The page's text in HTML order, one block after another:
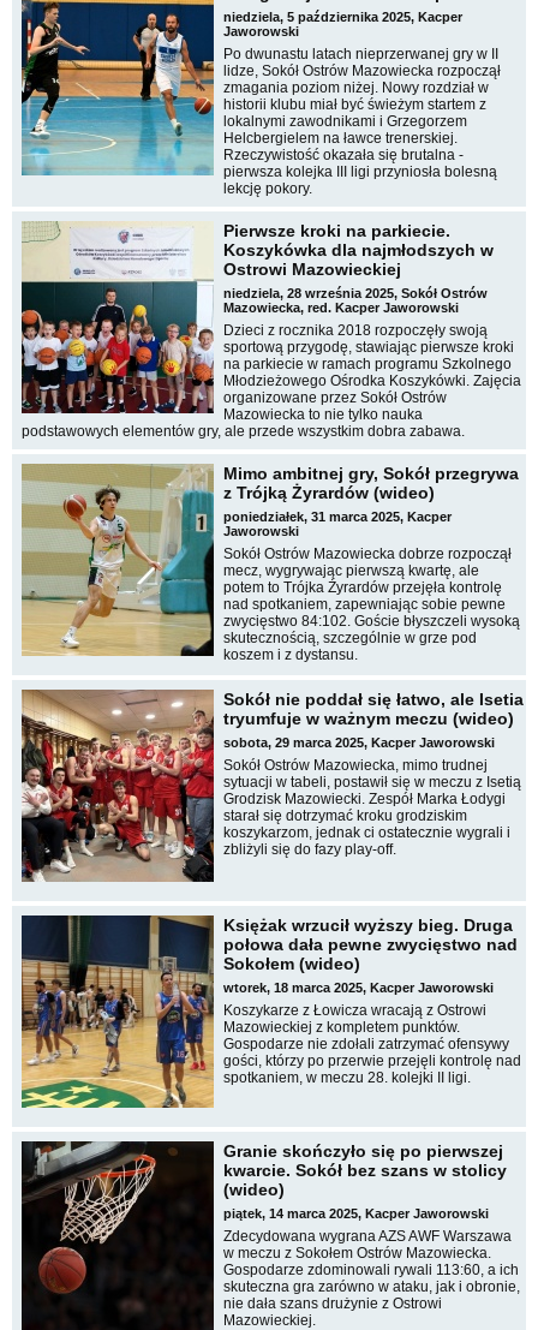
niedziela, 5 października 2025, Kacper
Jaworowski
Po dwunastu latach nieprzerwanej gry w II
lidze, Sokół Ostrów Mazowiecka rozpoczął
zmagania poziom niżej. Nowy rozdział w
historii klubu miał być świeżym startem z
lokalnymi zawodnikami i Grzegorzem
Helcbergielem na ławce trenerskiej.
Rzeczywistość okazała się brutalna -
pierwsza kolejka III ligi przyniosła bolesną
lekcję pokory.
Pierwsze kroki na parkiecie.
Koszykówka dla najmłodszych w
Ostrowi Mazowieckiej
niedziela, 28 września 2025, Sokół Ostrów
Mazowiecka, red. Kacper Jaworowski
Dzieci z rocznika 2018 rozpoczęły swoją
sportową przygodę, stawiając pierwsze kroki
na parkiecie w ramach programu Szkolnego
Młodzieżowego Ośrodka Koszykówki. Zajęcia
organizowane przez Sokół Ostrów
Mazowiecka to nie tylko nauka
podstawowych elementów gry, ale przede wszystkim dobra zabawa.
Mimo ambitnej gry, Sokół przegrywa
z Trójką Żyrardów (wideo)
poniedziałek, 31 marca 2025, Kacper
Jaworowski
Sokół Ostrów Mazowiecka dobrze rozpoczął
mecz, wygrywając pierwszą kwartę, ale
potem to Trójka Żyrardów przejęła kontrolę
nad spotkaniem, zapewniając sobie pewne
zwycięstwo 84:102. Goście błyszczeli wysoką
skutecznością, szczególnie w grze pod
koszem i z dystansu.
Sokół nie poddał się łatwo, ale Isetia
tryumfuje w ważnym meczu (wideo)
sobota, 29 marca 2025, Kacper Jaworowski
Sokół Ostrów Mazowiecka, mimo trudnej
sytuacji w tabeli, postawił się w meczu z Isetią
Grodzisk Mazowiecki. Zespół Marka Łodygi
starał się dotrzymać kroku grodziskim
koszykarzom, jednak ci ostatecznie wygrali i
zbliżyli się do fazy play-off.
Księżak wrzucił wyższy bieg. Druga
połowa dała pewne zwycięstwo nad
Sokołem (wideo)
wtorek, 18 marca 2025, Kacper Jaworowski
Koszykarze z Łowicza wracają z Ostrowi
Mazowieckiej z kompletem punktów.
Gospodarze nie zdołali zatrzymać ofensywy
gości, którzy po przerwie przejęli kontrolę nad
spotkaniem, w meczu 28. kolejki II ligi.
Granie skończyło się po pierwszej
kwarcie. Sokół bez szans w stolicy
(wideo)
piątek, 14 marca 2025, Kacper Jaworowski
Zdecydowana wygrana AZS AWF Warszawa
w meczu z Sokołem Ostrów Mazowiecka.
Gospodarze zdominowali rywali 113:60, a ich
skuteczna gra zarówno w ataku, jak i obronie,
nie dała szans drużynie z Ostrowi
Mazowieckiej.